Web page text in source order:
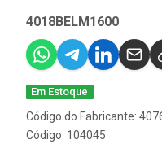
4018BELM1600
Em Estoque
Código do Fabricante:
Código: 104045